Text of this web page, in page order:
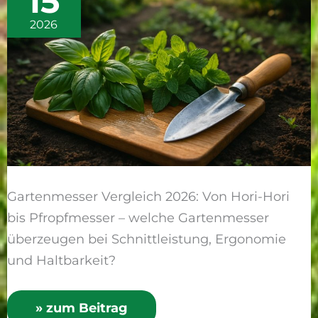
2026
Gartenmesser Vergleich 2026: Von Hori-Hori
bis Pfropfmesser – welche Gartenmesser
überzeugen bei Schnittleistung, Ergonomie
und Haltbarkeit?
besten
Messer
für
den
Garten
» zum Beitrag